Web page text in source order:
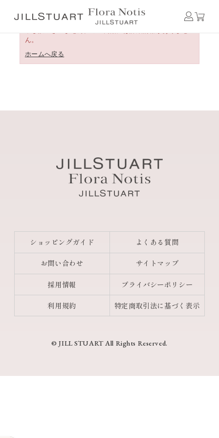
ん。
ホームへ戻る
ショッピングガイド よくある質問
お問い合わせ サイトマップ
採用情報 プライバシーポリシー
利用規約 特定商取引法に基づく表示
© JILL STUART All Rights Reserved.